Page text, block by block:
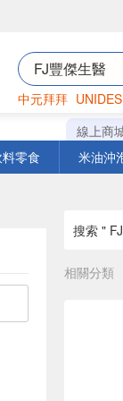
中元拜拜
罐頭 海苔
線上商
零食 米油沖
搜索 "
相關分類